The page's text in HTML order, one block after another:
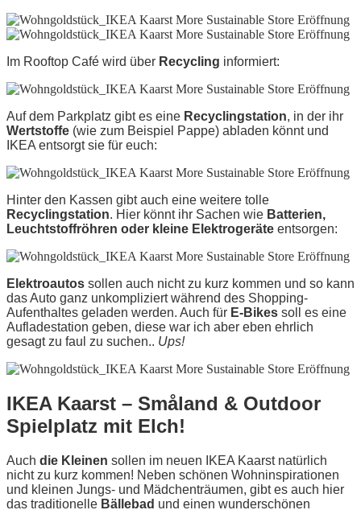
Im Rooftop Café wird über Recycling informiert:
Auf dem Parkplatz gibt es eine Recyclingstation, in der ihr
Wertstoffe (wie zum Beispiel Pappe) abladen könnt und
IKEA entsorgt sie für euch:
Hinter den Kassen gibt auch eine weitere tolle
Recyclingstation. Hier könnt ihr Sachen wie Batterien,
Leuchtstoffröhren oder kleine Elektrogeräte entsorgen:
Elektroautos sollen auch nicht zu kurz kommen und so kann
das Auto ganz unkompliziert während des Shopping-
Aufenthaltes geladen werden. Auch für E-Bikes soll es eine
Aufladestation geben, diese war ich aber eben ehrlich
gesagt zu faul zu suchen.. Ups!
IKEA Kaarst – Småland & Outdoor
Spielplatz mit Elch!
Auch die Kleinen sollen im neuen IKEA Kaarst natürlich
nicht zu kurz kommen! Neben schönen Wohninspirationen
und kleinen Jungs- und Mädchenträumen, gibt es auch hier
das traditionelle Bällebad und einen wunderschönen